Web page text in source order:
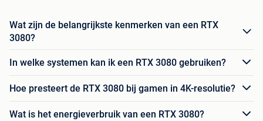
Wat zijn de belangrijkste kenmerken van een RTX
3080?
In welke systemen kan ik een RTX 3080 gebruiken?
Hoe presteert de RTX 3080 bij gamen in 4K-resolutie?
Wat is het energieverbruik van een RTX 3080?